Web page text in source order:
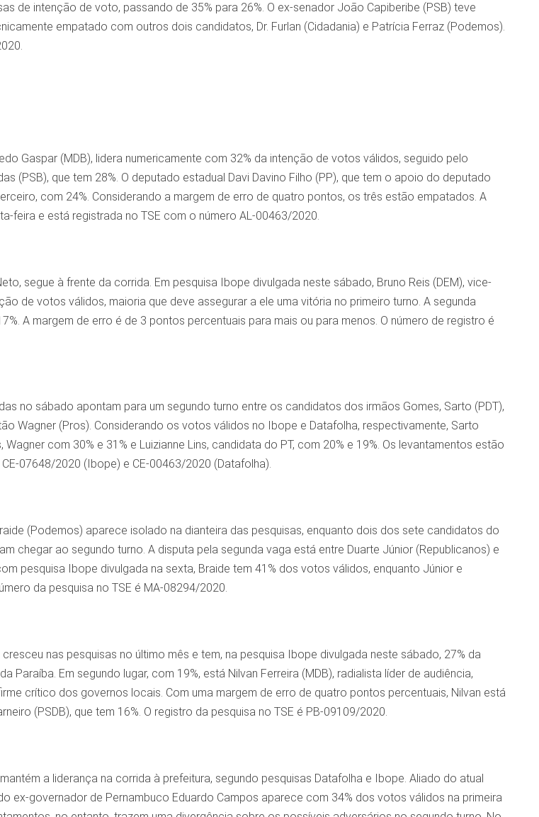
de intenção de voto, passando de 35% para 26%. O ex-senador João Capiberibe (PSB) teve
empatado com outros dois candidatos, Dr. Furlan (Cidadania) e Patrícia Ferraz (Podemos).
Gaspar (MDB), lidera numericamente com 32% da intenção de votos válidos, seguido pelo
(PSB), que tem 28%. O deputado estadual Davi Davino Filho (PP), que tem o apoio do deputado
com 24%. Considerando a margem de erro de quatro pontos, os três estão empatados. A
feira e está registrada no TSE com o número AL-00463/2020.
segue à frente da corrida. Em pesquisa Ibope divulgada neste sábado, Bruno Reis (DEM), vice-
de votos válidos, maioria que deve assegurar a ele uma vitória no primeiro turno. A segunda
A margem de erro é de 3 pontos percentuais para mais ou para menos. O número de registro é
no sábado apontam para um segundo turno entre os candidatos dos irmãos Gomes, Sarto (PDT),
Wagner (Pros). Considerando os votos válidos no Ibope e Datafolha, respectivamente, Sarto
com 30% e 31% e Luizianne Lins, candidata do PT, com 20% e 19%. Os levantamentos estão
07648/2020 (Ibope) e CE-00463/2020 (Datafolha).
(Podemos) aparece isolado na dianteira das pesquisas, enquanto dois dos sete candidatos do
chegar ao segundo turno. A disputa pela segunda vaga está entre Duarte Júnior (Republicanos) e
pesquisa Ibope divulgada na sexta, Braide tem 41% dos votos válidos, enquanto Júnior e
da pesquisa no TSE é MA-08294/2020.
nas pesquisas no último mês e tem, na pesquisa Ibope divulgada neste sábado, 27% da
Paraíba. Em segundo lugar, com 19%, está Nilvan Ferreira (MDB), radialista líder de audiência,
crítico dos governos locais. Com uma margem de erro de quatro pontos percentuais, Nilvan está
(PSDB), que tem 16%. O registro da pesquisa no TSE é PB-09109/2020.
a liderança na corrida à prefeitura, segundo pesquisas Datafolha e Ibope. Aliado do atual
ex-governador de Pernambuco Eduardo Campos aparece com 34% dos votos válidos na primeira